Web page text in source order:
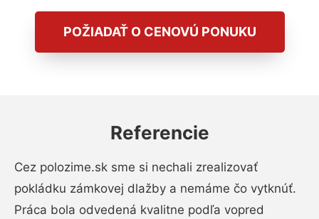
POŽIADAŤ O CENOVÚ PONUKU
Referencie
Cez polozime.sk sme si nechali zrealizovať
pokládku zámkovej dlažby a nemáme čo vytknúť.
Práca bola odvedená kvalitne podľa vopred